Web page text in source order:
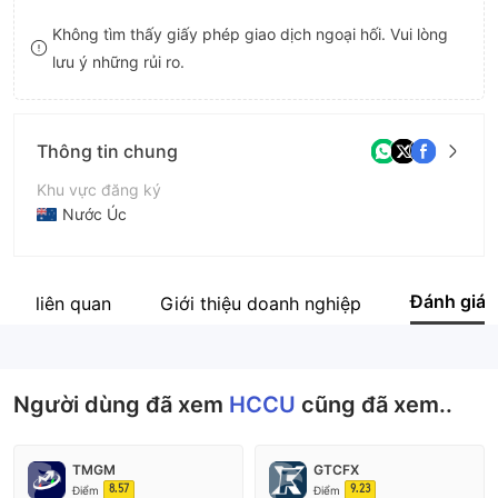
9 7
8
Không tìm thấy giấy phép giao dịch ngoại hối. Vui lòng
lưu ý những rủi ro.
Thông tin chung
Khu vực đăng ký
Nước Úc
Tên công ty
ty liên quan Giới thiệu doanh nghiệp Đánh giá
Người dùng đã xem HCCU cũng đã xem..
TMGM
Điểm 8.57
GTCFX
Điểm 9.23